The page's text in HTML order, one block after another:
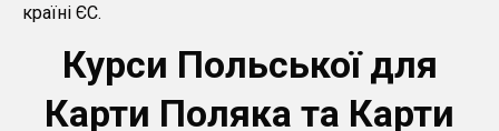
країні ЄС.
Курси Польської для
Карти Поляка та Карти